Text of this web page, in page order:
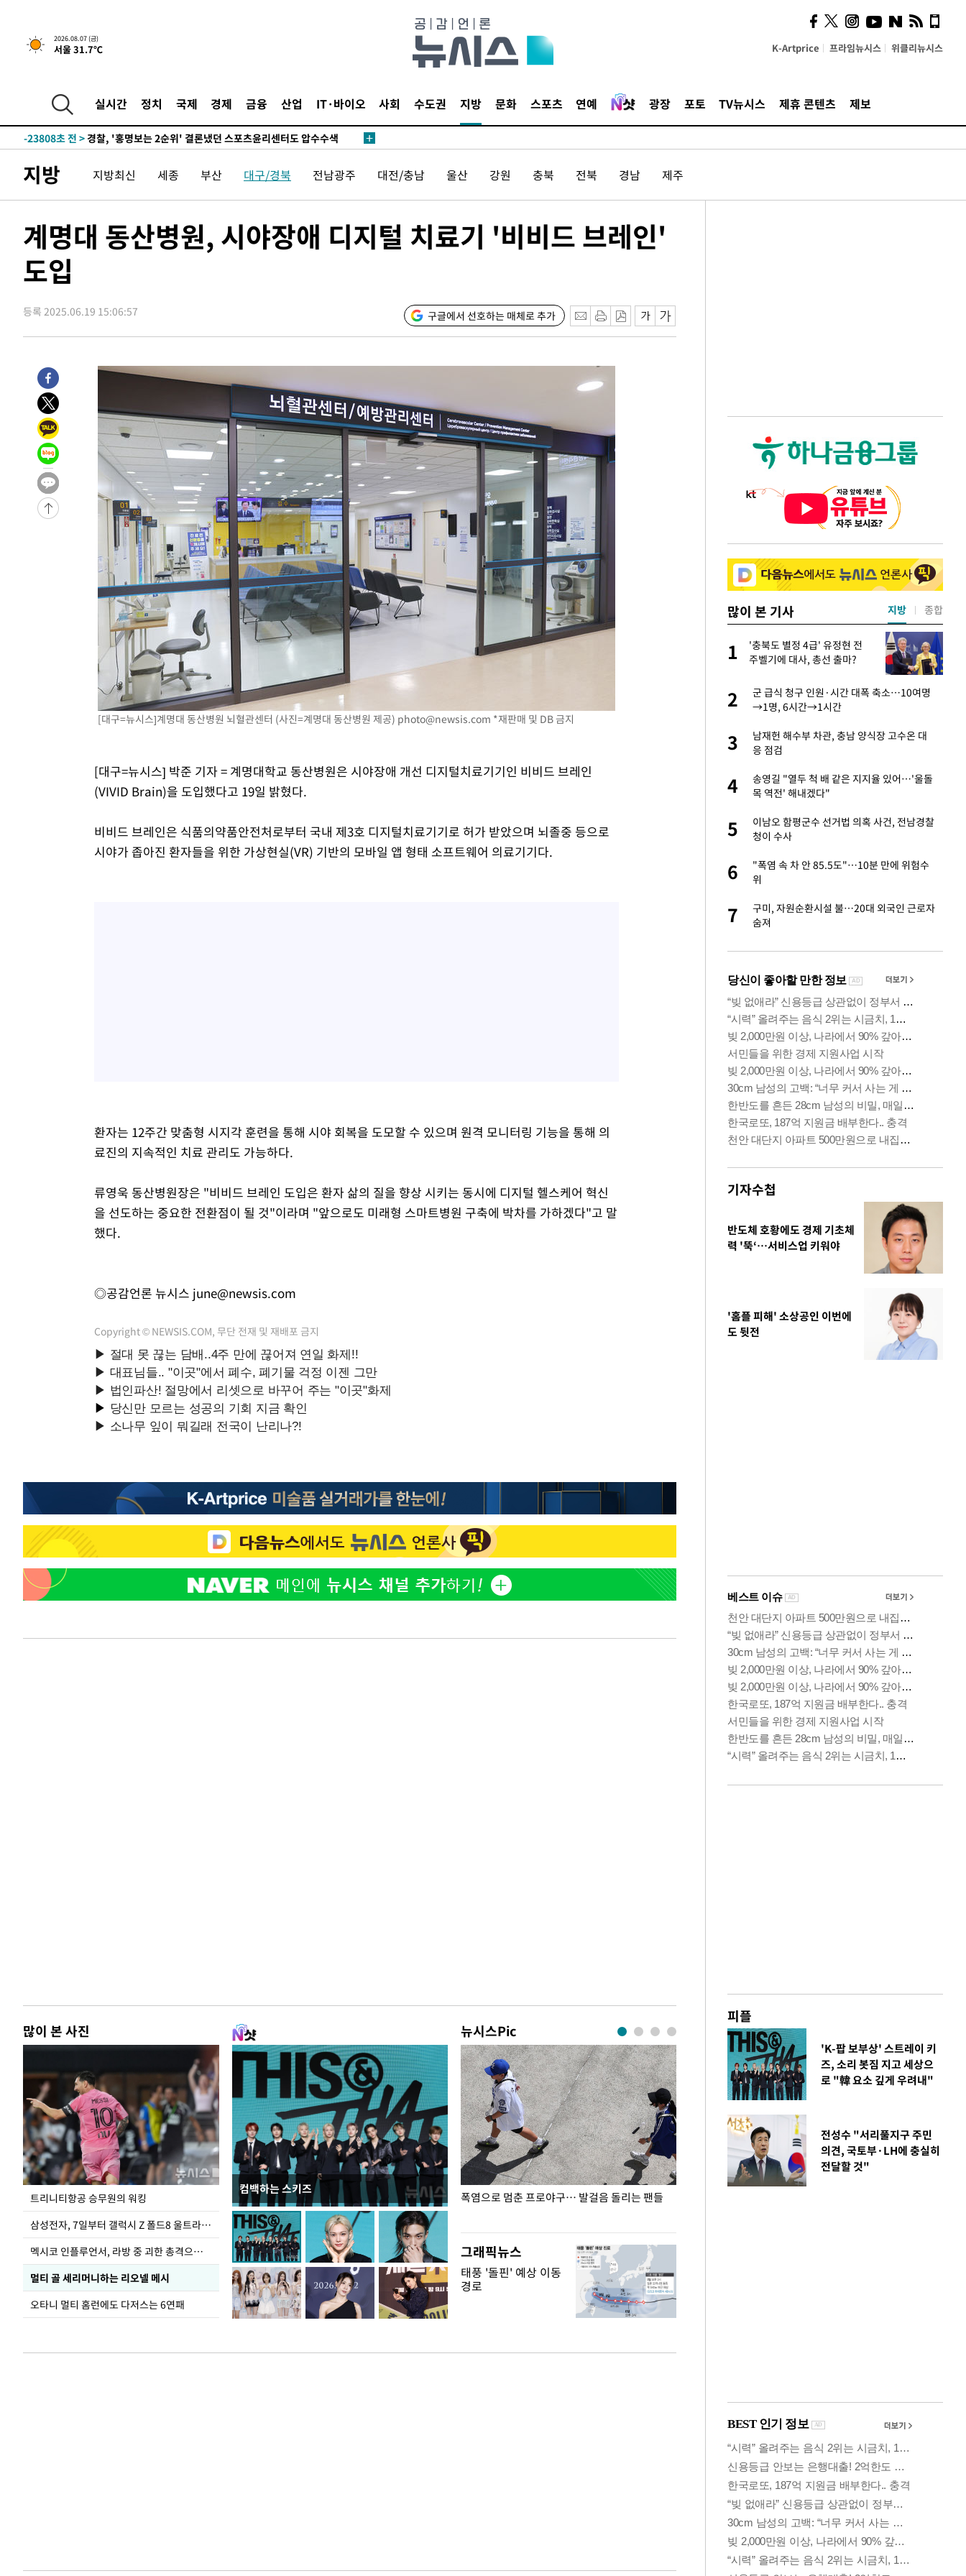
2026.08.07 (금)
서울 31.7℃ K-Artprice 프라임뉴시스 위클리뉴시스
실시간 정치 국제 경제 금융 산업 IT·바이오 사회 수도권 지방 문화 스포츠 연예 광장 포토 TV뉴시스 제휴 콘텐츠 제보
3시간 전 >내일까지 39도 '펄펄'…기상청 "태풍 지나며 폭염 잠시 꺾인다"
-26330초 전 >
[속보] 뉴욕증시, 혼조 출발…나스닥 0.3%↓, 다우 0.14%↑
-25123초 전 >
-23808초 전 >경찰, '홍명보는 2순위' 결론냈던 스포츠윤리센터도 압수수색
-9152초 전 >
日방위성, 北이 동해로 쏜 발사체는 탄도미사일 가능성
-7582초 전 >[속보] SKT, 에이닷 서비스 장애 발생…"원인 파악 중"
-6384초 전 >'낮 최고 39도' 불볕더위…한밤 열대야도 계속[내일날씨]
-6343초 전 >
-6005초 전 >
-5672초 전 >서울 낮 37.9도, 올여름 최고치 경신…영등포 순간 '40도'
-5234초 전 >[속보]종합특검, 대검 추가 압수수색…내란 중요임무종사 혐의
-1259초 전 >
[속보]코스피, 301.88포인트(4.58%) 내린 6296.38 마감
-1124초 전 >
[속보]원·달러 환율, 0.7원 내린 1423.8원 마감
21분 전 >
"여기 떨어졌다"…다누리, 스페이스X 로켓 달 충돌 흔적 포착
1시간 전 >
손흥민, 5경기 연속골 실패…LAFC는 승부차기 끝 과달라하라 격파
3시간 전 >
내일까지 39도 '펄펄'…기상청 "태풍 지나며 폭염 잠시 꺾인다"
-26894초 전 >
'월드컵 탈락 후폭풍' 축구협회…11시간 걸린 초유의 압수수색(종
-26330초 전 >
[속보] 뉴욕증시, 혼조 출발…나스닥 0.3%↓, 다우 0.14%↑
-25123초 전 >
축구협회, 15년 전 심판 성 접대 파문에 "현재는 내부 지침 준수"
경찰, '홍명보는 2순위' 결론냈던 스포츠윤리센터도 압수수색
[속보]합참 "北 발사체는 단거리탄도미사일…감시·경계태세 강화"
日방위성, 北이 동해로 쏜 발사체는 탄도미사일 가능성
[속보] SKT, 에이닷 서비스 장애 발생…"원인 파악 중"
[속보]합참 "북, 동해상으로 미상 발사체 발사"
'낮 최고 39도' 불볕더위…한밤 열대야도 계속[내일날씨]
[속보]7~9일 프로야구 3연전도 폭염 취소…11일 재개
"韓 외환시장 개입 관측 배경엔 美의 대한국 무역적자 있어"
'월드컵 탈락 후폭풍' 축구협회…초유의 압수수색에 '충격·당황'
서울 낮 37.9도, 올여름 최고치 경신…영등포 순간 '40도'
[속보]코스피, 301.88포인트(4.58%) 내린 6296.38 마감
[속보]원·달러 환율, 0.7원 내린 1423.8원 마감
손흥민, 5경기 연속골 실패…LAFC는 승부차기 끝 과달라하라 격파
내일까지 39도 '펄펄'…기상청 "태풍 지나며 폭염 잠시 꺾인다"
지방 지방최신 세종 부산 대구/경북 전남광주 대전/충남 울산 강원 충북 전북 경남 제주
계명대 동산병원, 시야장애 디지털 치료기 '비비드 브레인'
도입
등록 2025.06.19 15:06:57 구글에서 선호하는 매체로 추가
[대구=뉴시스]계명대 동산병원 뇌혈관센터 (사진=계명대 동산병원 제공) photo@newsis.com *재판매 및 DB 금지
[대구=뉴시스] 박준 기자 = 계명대학교 동산병원은 시야장애 개선 디지털치료기기인 비비드 브레인
(VIVID Brain)을 도입했다고 19일 밝혔다.
비비드 브레인은 식품의약품안전처로부터 국내 제3호 디지털치료기기로 허가 받았으며 뇌졸중 등으로
시야가 좁아진 환자들을 위한 가상현실(VR) 기반의 모바일 앱 형태 소프트웨어 의료기기다.
환자는 12주간 맞춤형 시지각 훈련을 통해 시야 회복을 도모할 수 있으며 원격 모니터링 기능을 통해 의
료진의 지속적인 치료 관리도 가능하다.
류영욱 동산병원장은 "비비드 브레인 도입은 환자 삶의 질을 향상 시키는 동시에 디지털 헬스케어 혁신
을 선도하는 중요한 전환점이 될 것"이라며 "앞으로도 미래형 스마트병원 구축에 박차를 가하겠다"고 말
했다.
◎공감언론 뉴시스 june@newsis.com
Copyright © NEWSIS.COM, 무단 전재 및 재배포 금지
많이 본 사진
트리니티항공 승무원의 워킹
삼성전자, 7일부터 갤럭시 Z 폴드8 울트라·폴드8·플립8 출시
멕시코 인플루언서, 라방 중 괴한 총격으로 사망
멀티 골 세리머니하는 리오넬 메시
오타니 멀티 홈런에도 다저스는 6연패
컴백하는 스키즈
뉴시스Pic
입추 하루 앞둔 전남광주… 열화상 카메라에 담긴
폭염
폭염으로 멈춘 프로야구… 발걸음 돌리는 팬들
그래픽뉴스
태풍 '돌핀' 예상 이동
경로
많이 본 기사
1
이승기 측 "차가원 전세금 미
4
김혜수 "우린 돈 받고 일하는 프리랜서…받
5
만 안 있어"
1
'충북도 별정 4급' 유정현 전
주벨기에 대사, 총선 출마?
2
군 급식 청구 인원·시간 대폭 축소…10여명
→1명, 6시간→1시간
3
남재헌 해수부 차관, 충남 양식장 고수온 대
응 점검
4
송영길 "열두 척 배 같은 지지율 있어…'울돌
목 역전' 해내겠다"
5
이남오 함평군수 선거법 의혹 사건, 전남경찰
청이 수사
6
"폭염 속 차 안 85.5도"…10분 만에 위험수
위
7
구미, 자원순환시설 불…20대 외국인 근로자
숨져
지방 종합
기자수첩
반도체 호황에도 경제 기초체
력 '뚝‘…서비스업 키워야
'홈플 피해' 소상공인 이번에
도 뒷전
피플
'K-팝 보부상' 스트레이 키
즈, 소리 봇짐 지고 세상으
로 "韓 요소 깊게 우려내"
전성수 "서리풀지구 주민
의견, 국토부·LH에 충실히
전달할 것"